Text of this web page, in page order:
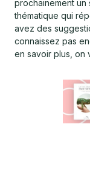
prochainement un
thématique qui
avez des
connaissez pas
en savoir plus, on